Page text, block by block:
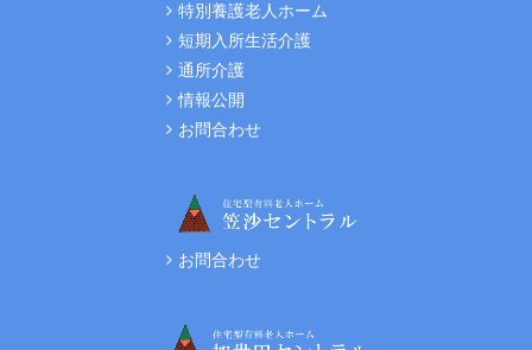
特別養護老人ホーム
短期入所生活介護
通所介護
情報公開
お問合わせ
お問合わせ